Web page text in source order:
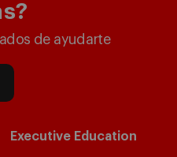
de ayudarte
Executive Education